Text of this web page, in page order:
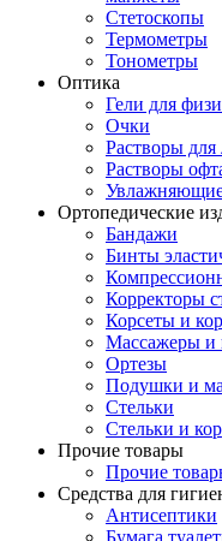
Стетоскопы
Термометры
Тонометры
Оптика
Гели для
Очки
Растворы для
Растворы
Увлажняющие
Ортопедические
Бандажи
Бинты
Корректоры
Корсеты и
Массажеры и
Ортезы
Подушки и
Стельки
Стельки и
Прочие товары
Прочие
Средства для
Антисептики
Бумага